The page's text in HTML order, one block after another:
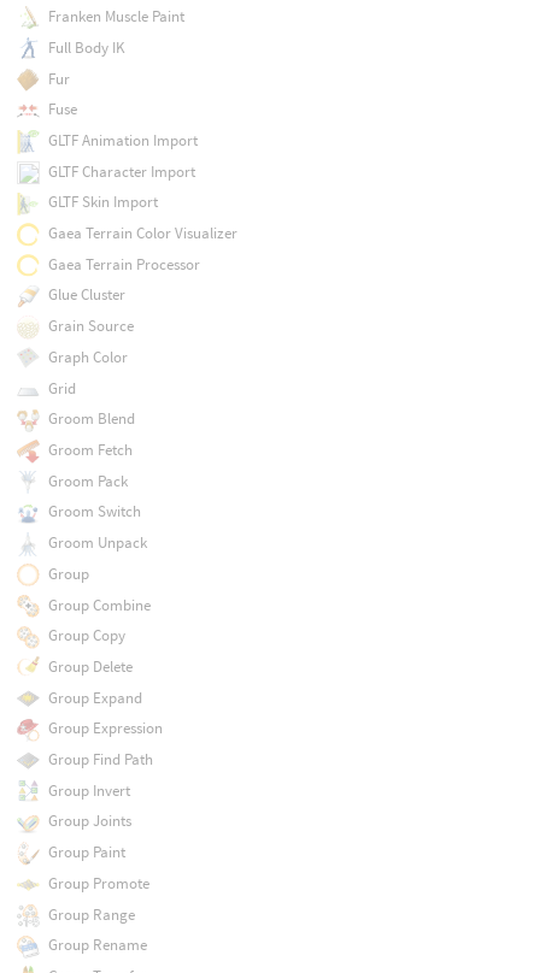
Franken Muscle Paint
Full Body IK
Fur
Fuse
GLTF Animation Import
GLTF Character Import
GLTF Skin Import
Gaea Terrain Color Visualizer
Gaea Terrain Processor
Glue Cluster
Grain Source
Graph Color
Grid
Groom Blend
Groom Fetch
Groom Pack
Groom Switch
Groom Unpack
Group
Group Combine
Group Copy
Group Delete
Group Expand
Group Expression
Group Find Path
Group Invert
Group Joints
Group Paint
Group Promote
Group Range
Group Rename